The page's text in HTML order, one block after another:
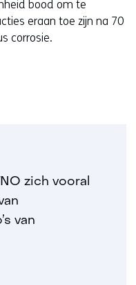
bood om te
eraan toe zijn na 70
corrosie.
zich vooral
van